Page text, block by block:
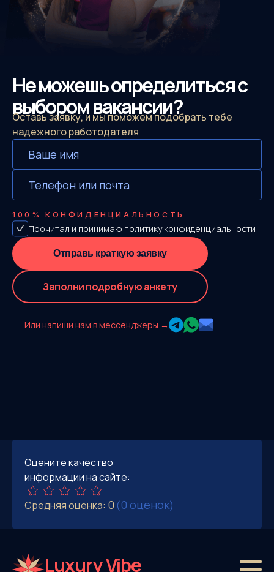
Не можешь определиться с
выбором вакансии?
Оставь заявку, и мы поможем подобрать тебе
надежного работодателя
100% КОНФИДЕНЦИАЛЬНОСТЬ
Прочитал и принимаю политику конфиденциальности
Отправь краткую заявку
Заполни подробную анкету
Или напиши нам в мессенджеры →
Оцените качество
информации на сайте:
Средняя оценка: 0 (0 оценок)
Luxury Vibe